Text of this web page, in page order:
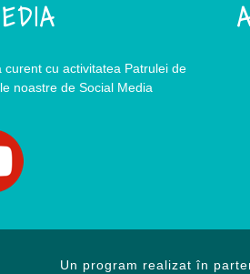
curent cu activitatea Patrulei de
noastre de Social Media
Un program realizat în